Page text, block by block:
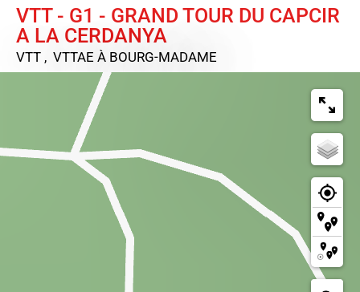
VTT - G1 - GRAND TOUR DU CAPCIR
A LA CERDANYA
VTT , VTTAE À BOURG-MADAME